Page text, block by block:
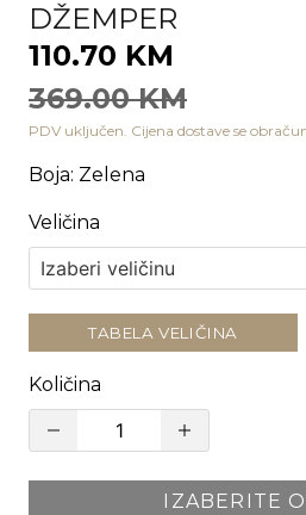
DŽEMPER
110.70 KM
369.00 KM
PDV uključen. Cijena dostave se
Boja: Zelena
Veličina
TABELA VELIČINA
Količina
IZABERITE